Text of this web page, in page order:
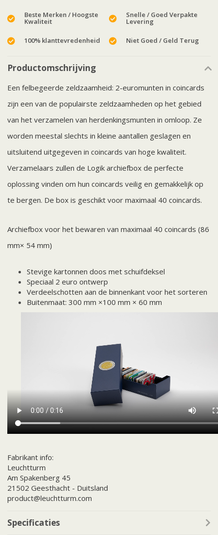
Beste Merken / Hoogste
Kwaliteit
Snelle / Goed Verpakte
Levering
100% klanttevredenheid Niet Goed / Geld Terug
Productomschrijving
Een felbegeerde zeldzaamheid: 2-euromunten in coincards
zijn een van de populairste zeldzaamheden op het gebied
van het verzamelen van herdenkingsmunten in omloop. Ze
worden meestal slechts in kleine aantallen geslagen en
uitsluitend uitgegeven in coincards van hoge kwaliteit.
Verzamelaars zullen de Logik archiefbox de perfecte
oplossing vinden om hun coincards veilig en gemakkelijk op
te bergen. De box is geschikt voor maximaal 40 coincards.
Archiefbox voor het bewaren van maximaal 40 coincards (86
mm× 54 mm)
Stevige kartonnen doos met schuifdeksel
Speciaal 2 euro ontwerp
Verdeelschotten aan de binnenkant voor het sorteren
Buitenmaat: 300 mm ×100 mm × 60 mm
Fabrikant info:
Leuchtturm
Am Spakenberg 45
21502 Geesthacht - Duitsland
product@leuchtturm.com
Specificaties